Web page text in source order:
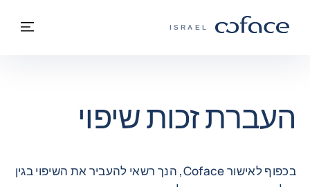
COFACE - אתר הקבוצה
ISRAEL
בחזרה לעמוד הבית
העברת זכות שיפוי
בכפוף לאישור Coface, הנך רשאי להעביר את השיפוי בגין